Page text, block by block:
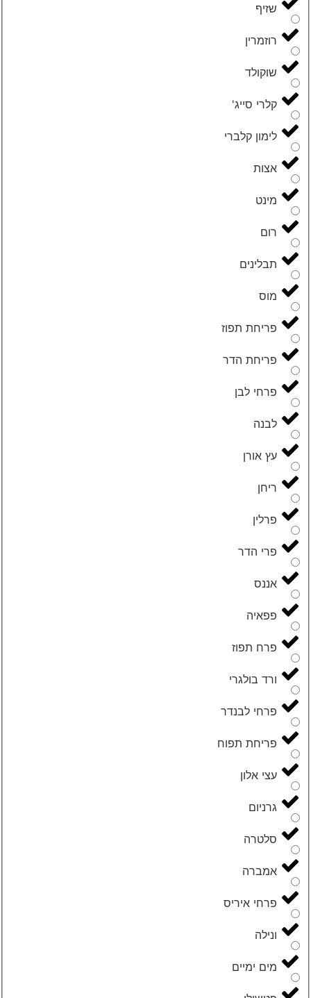
שזיף
רוזמרין
שוקולד
קלרי סייג'
לימון קלברי
אצות
מינט
רום
תבלינים
מוס
פריחת תפוז
פריחת הדר
פרחי לבן
לבנה
עץ אורן
ריחן
פרלין
פרי הדר
אננס
פפאיה
פרח תפוז
ורד בולגרי
פרחי לבנדר
פריחת תפוח
עצי אלון
גרניום
סלטרה
אמברה
פרחי איריס
ונילה
מים ימיים